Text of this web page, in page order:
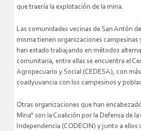
que traería la explotación de la mina.
Las comunidades vecinas de San Antón
misma tienen organizaciones campesinas
han estado trabajando en métodos
comunitaria, entre ellas se encuentra el
Agropecuario y Social (CEDESA), con
coadyuvancia con los campesinos y
Otras organizaciones que han
Mina“ son la Coalición por la Defensa de la
Independencia (CODECIN) y junto a ellos